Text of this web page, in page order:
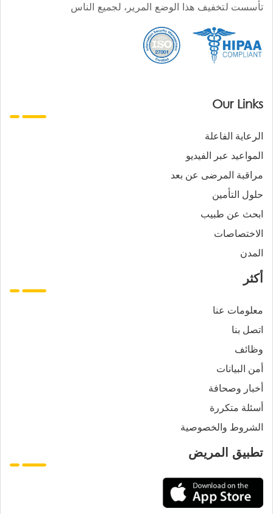
تأسست لتخفيف هذا الوضع المرير، لجميع الناس
Our Links
الرعاية الفاعلة
المواعيد عبر الفيديو
مراقبة المرضى عن بعد
حلول التأمين
ابحث عن طبيب
الاختصاصات
المدن
أكثر
معلومات عنا
اتصل بنا
وظائف
أمن البيانات
أخبار وصحافة
أسئلة متكررة
الشروط والخصوصية
تطبيق المريض